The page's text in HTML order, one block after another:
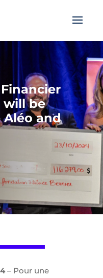
will be
and
– Pour une